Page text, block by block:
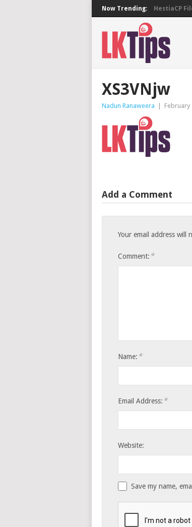
Now Trending: HestiaCP
XS3VNjw
Nadun Ranaweera February
Add a Comment
Your email address will
Comment: *
Name: *
Email Address: *
Website:
Save my name,